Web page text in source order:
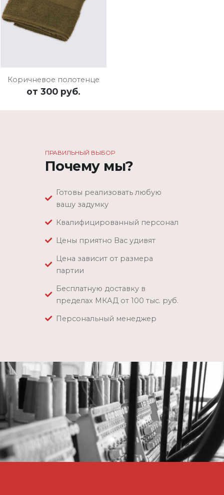
ОСТАВИТЬ ЗАЯВКУ
Коричневое полотенце
от 300 руб.
ПРАВИЛЬНЫЙ ВЫБОР
Почему мы?
Готовы реализовать любую
вашу задумку
Квалифицированный персонал
Цены приятно Вас удивят
Цена зависит от размера
партии
Бесплатную доставку в
пределах МКАД от 100 тыс. руб.
Персональный менеджер